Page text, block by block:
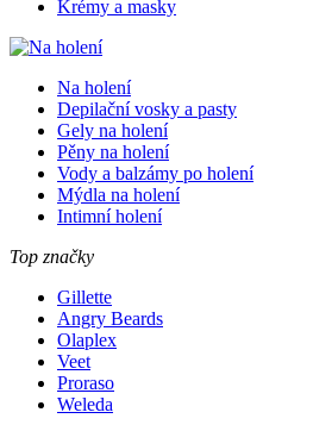
Krémy a masky
Na holení
Depilační vosky a pasty
Gely na holení
Pěny na holení
Vody a balzámy po holení
Mýdla na holení
Intimní holení
Top značky
Gillette
Angry Beards
Olaplex
Veet
Proraso
Weleda